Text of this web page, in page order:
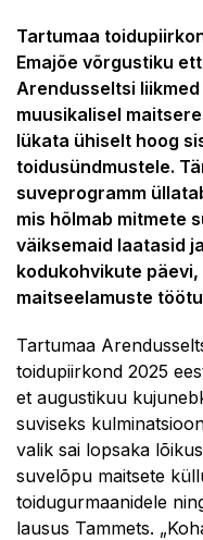
Tartumaa
Emajõe võrgustiku
Arendusseltsi
muusikalisel
lükata ühiselt hoog
toidusündmustele.
suveprogramm
mis hõlmab mitmete
väiksemaid laatasid
kodukohvikute
maitseelamuste
Tartumaa
toidupiirkond 2025
et augustikuu
suviseks
valik sai lopsaka
suvelõpu maitsete
toidugurmaanidele
lausus Tammets.